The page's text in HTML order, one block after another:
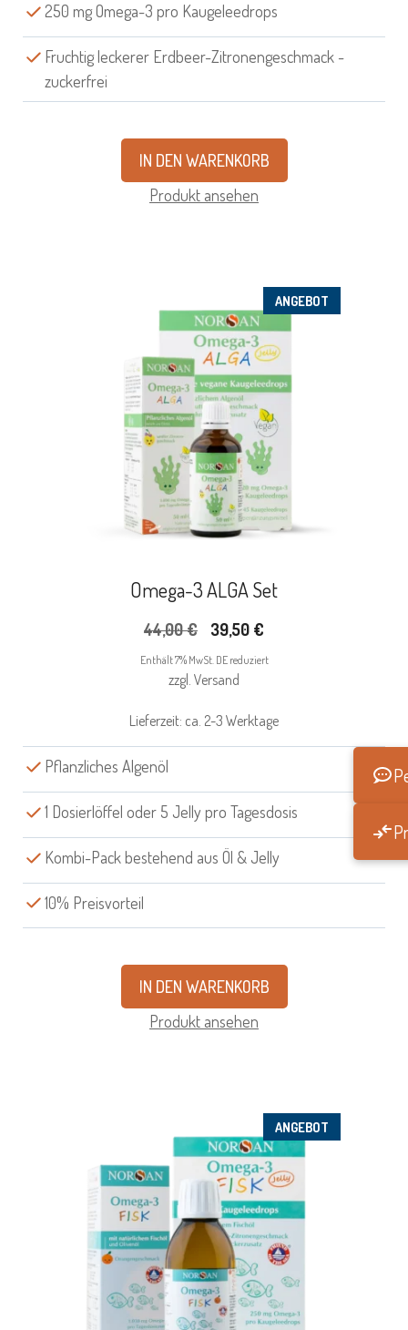
250 mg Omega-3 pro Kaugeleedrops
Fruchtig leckerer Erdbeer-Zitronengeschmack -
zuckerfrei
IN DEN WARENKORB
Produkt ansehen
ANGEBOT
Omega-3 ALGA Set
44,00€
Ursprünglicher
Preis
war:
39,50 €
Preis
Enthält 7% MwSt. DE reduziert
zzgl. Versand
Lieferzeit: ca. 2-3 Werktage
Pflanzliches Algenöl
1 Dosierlöffel oder 5 Jelly pro Tagesdosis
Kombi-Pack bestehend aus Öl & Jelly
10% Preisvorteil
IN DEN WARENKORB
Produkt ansehen
ANGEBOT